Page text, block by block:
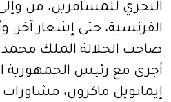
البحري للمسافرين، من
الفرنسية، حتى إشعار
صاحب الجلالة الملك
أجرى مع رئيس الجمهورية
إيمانويل ماكرون،